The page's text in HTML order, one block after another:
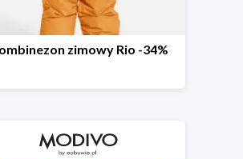
zimowy Rio -34%